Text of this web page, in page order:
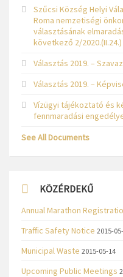
Szűcsi Község Helyi
Roma nemzetiségi
választásának
következő 2/
Választás 2019. –
Választás 2019. –
Vízügyi tájékoztató és
fennmaradási
See All Documents
KÖZÉRDEKŰ
Annual Marathon
Traffic Safety Notice 2015-
Municipal Waste 2015-05-14
Upcoming Public Meetings